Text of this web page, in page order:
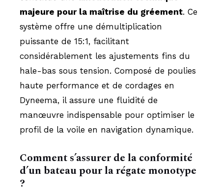
majeure pour la maîtrise du gréement. Ce
système offre une démultiplication
puissante de 15:1, facilitant
considérablement les ajustements fins du
hale-bas sous tension. Composé de poulies
haute performance et de cordages en
Dyneema, il assure une fluidité de
manœuvre indispensable pour optimiser le
profil de la voile en navigation dynamique.
Comment s’assurer de la conformité
d’un bateau pour la régate monotype
?